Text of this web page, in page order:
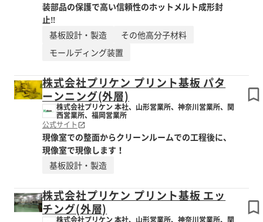
装部品の保護で高い信頼性のホットメルト成形封
止‼
基板設計・製造
その他高分子材料
モールディング装置
株式会社プリケン プリント基板 パタ
ーンニング(外層)
株式会社プリケン 本社、山形営業所、神奈川営業所、関
西営業所、福岡営業所
公式サイト
現像室での整面からクリーンルームでの工程後に、
現像室で現像します！
基板設計・製造
株式会社プリケン プリント基板 エッ
チング(外層)
株式会社プリケン 本社、山形営業所、神奈川営業所、関